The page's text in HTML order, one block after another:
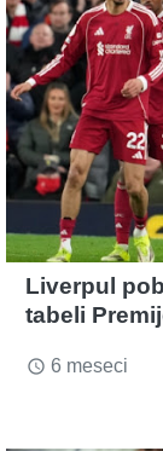
Liverpul
tabeli
access_time 6 meseci